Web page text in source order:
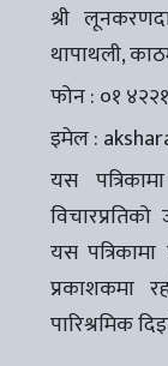
श्री
थापाथली,
फोन : ०१
इमेल :
यस
यस पत्रिकामा
प्रकाशकमा
पारिश्रमिक